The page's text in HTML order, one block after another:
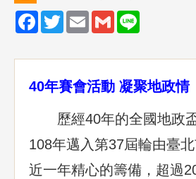
Facebook
TwitterEmailGmail
40年賽會活動 凝聚地政情
歷經40年的全國地政盃
108年邁入第37屆輪由臺北
近一年精心的籌備，超過